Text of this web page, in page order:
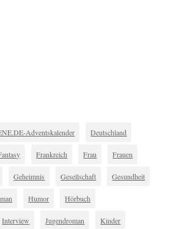
Adventskalender Deutschland
Frankreich Frau Frauen
Geheimnis Gesellschaft Gesundheit
Humor Hörbuch
Interview Jugendroman Kinder